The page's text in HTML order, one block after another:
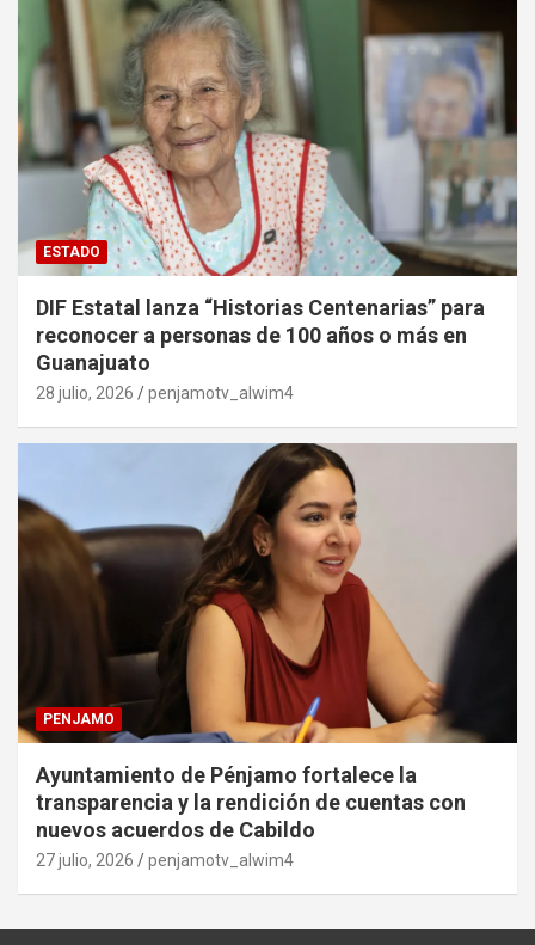
ESTADO
DIF Estatal lanza “Historias Centenarias” para
reconocer a personas de 100 años o más en
Guanajuato
28 julio, 2026 penjamotv_alwim4
PENJAMO
Ayuntamiento de Pénjamo fortalece la
transparencia y la rendición de cuentas con
nuevos acuerdos de Cabildo
27 julio, 2026 penjamotv_alwim4